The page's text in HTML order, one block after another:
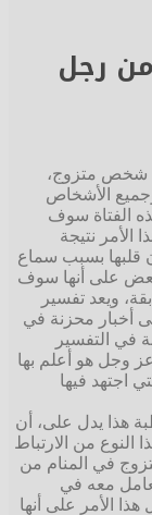
من رجل
شخص متزوج،
الأشخاص
الفتاة سوف
الأمر نتيجة
قلبها بسبب سماع
على أنها سوف
ويعد تفسير
أخبار محزنة في
في التفسير
عز وجل هو أعلم بها
اجتهد فيها
هذا يدل على، أن
من الارتباط
في المنام من
معه في
هذا الأمر على أنها